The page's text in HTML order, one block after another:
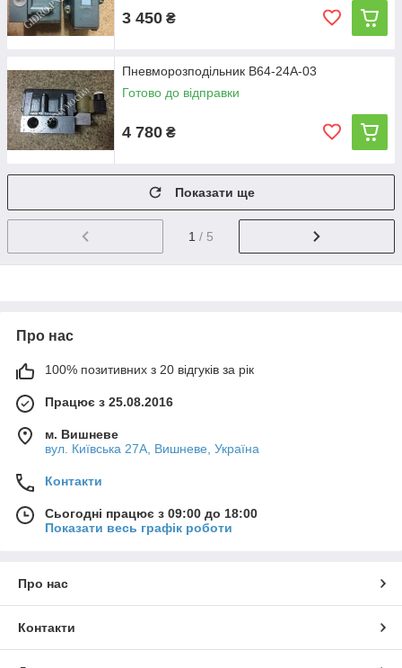
3 450 ₴
Пневморозподільник В64-24А-03
Готово до відправки
4 780 ₴
Показати ще
1 / 5
Про нас
100% позитивних з 20 відгуків за рік
Працює з 25.08.2016
м. Вишневе
вул. Київська 27А, Вишневе, Україна
Контакти
Сьогодні працює з 09:00 до 18:00
Показати весь графік роботи
Про нас
Контакти